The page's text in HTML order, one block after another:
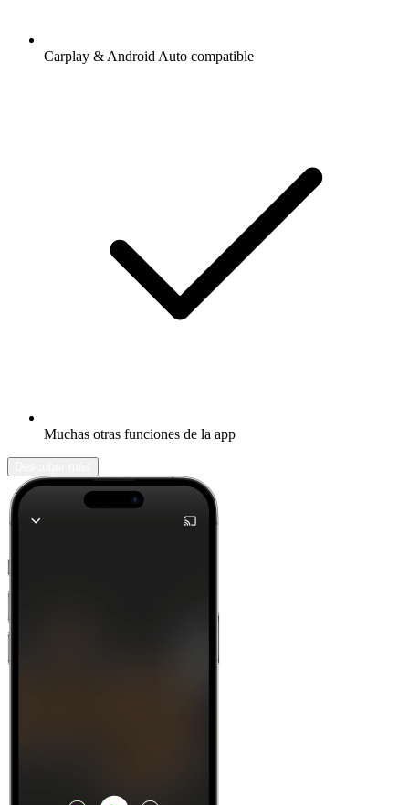
Carplay & Android Auto compatible
Muchas otras funciones de la app